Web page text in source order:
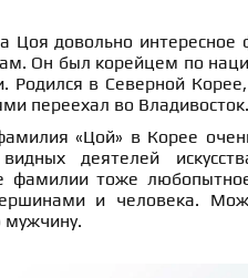
Цоя довольно
Он был корейцем по
Родился в Северной
переехал во Владивосток.
«Цой» в Корее
деятелей
фамилии тоже
и человека.
мужчину.